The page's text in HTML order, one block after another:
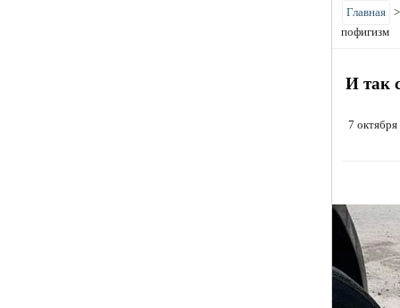
Главная
пофигизм
И так
7